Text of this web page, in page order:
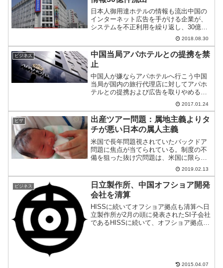
日本人御用達ホテルの情報も流出中国の
インターネット広告を手がける企業が、
システムを不正利用を繰り返し、30億件
近い個人情報を販売していたとして警察
当局が捜査に乗り出している。アカウン
トを共通して使える利便性が裏目に出
た、過去最大規模の個人情...
2018.08.30
ビジネス
中国当局アパホテルとの提携を禁
止
中国人が嫌ならアパホテルへ行こう中国
当局が国内の旅行代理店に対してアパホ
テルとの提携および広告を取りやめるよ
うに発言。日本に戻る予定の方は、中国
フリーのアパホテルに宿泊するのはいか
がだろうか。
2017.01.24
ビザ
出産ツアー問題：属地主義よりタ
チが悪い日本の属人主義
米国で長年問題視されていたバックドア
問題に焦点が当てられている。制度の不
備を狙った抜け穴問題は、米国に限らず
日本にもある。国籍をターゲットにした
この問題は、むしろ、罰則のゆるい日本
のほうがタチ悪い。
2019.02.13
ビジネス
日立製作所、中国オフショア開発
会社を清算
HISSに続いてオフショア拠点も清算へ日
立製作所が2月の頭に発表されたSI子会社
であるHISSに続いて、オフショア拠点も
2015.04.07